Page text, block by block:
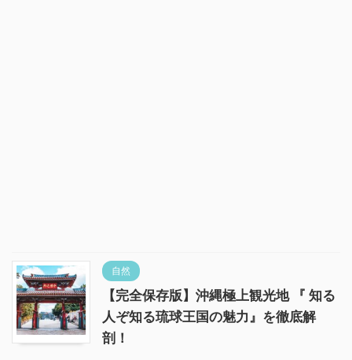
自然
【完全保存版】沖縄極上観光地 『 知る
人ぞ知る琉球王国の魅力』を徹底解
剖！